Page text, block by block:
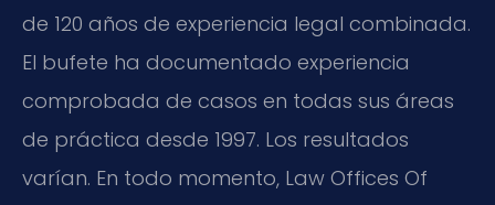
de 120 años de experiencia legal combinada.
El bufete ha documentado experiencia
comprobada de casos en todas sus áreas
de práctica desde 1997. Los resultados
varían. En todo momento, Law Offices Of